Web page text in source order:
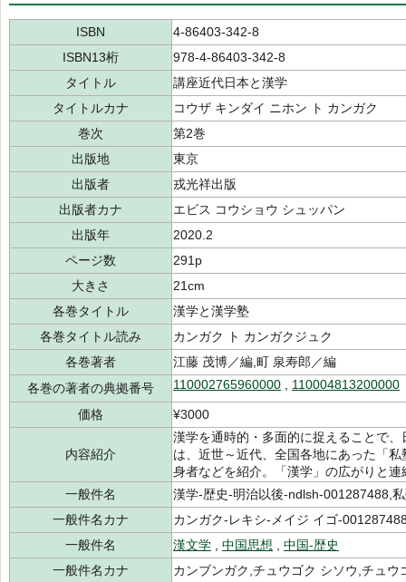
ISBN
4-86403-342-8
ISBN13桁
978-4-86403-342-8
タイトル
講座近代日本と漢学
タイトルカナ
コウザ キンダイ ニホン ト カンガク
巻次
第2巻
出版地
東京
出版者
戎光祥出版
出版者カナ
エビス コウショウ シュッパン
出版年
2020.2
ページ数
291p
大きさ
21cm
各巻タイトル
漢学と漢学塾
各巻タイトル読み
カンガク ト カンガクジュク
各巻著者
江藤 茂博／編,町 泉寿郎／編
各巻の著者の典拠番号
110002765960000 110004813200000
価格 ¥3000
内容紹介
漢学を通時的・多面的に捉えることで
は、近世～近代、全国各地にあった「
身者などを紹介。「漢学」の広がりと
一般件名
漢学-歴史-明治以後-ndlsh-001287488,
一般件名カナ
カンガク-レキシ-メイジ イゴ-
一般件名
漢文学 中国思想
中国-歴史
一般件名カナ
カンブンガク,チュウゴク シソウ,チュウ